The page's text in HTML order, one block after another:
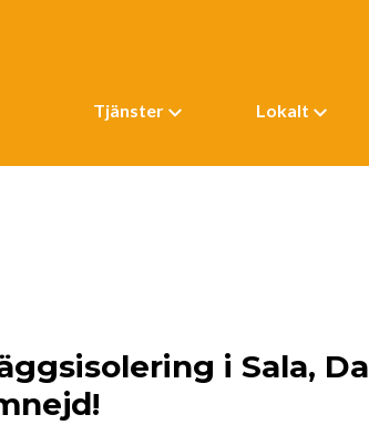
Tjänster Lokalt
i Sala,